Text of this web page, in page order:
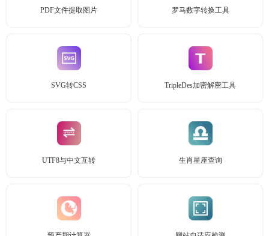
PDF文件提取图片 罗马数字转换工具
SVG转CSS TripleDes加密解密工具
UTF8与中文互转 生肖星座查询